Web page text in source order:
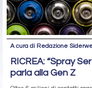
A cura di Redazione
RICREA: “Spray
parla alla Gen Z